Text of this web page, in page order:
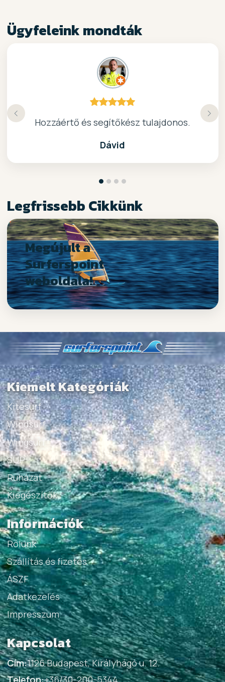
Ügyfeleink mondták
Hozzáértő és segítőkész tulajdonos.
Dávid
kiváló surf-ös bolt .. ajánlom!
Nagyon kedves elado, jo kis bolt :)
Köszönöm a gyors, barátságos kiszolgálast.
Legfrissebb Cikkünk
Megújult a
Surferspoint
weboldala!
Kiemelt Kategóriák
Kitesurf
Windsurf
Wingsurf
SUP
Ruházat
Kiegészítők
Információk
Rólunk
Szállítás és fizetés
ÁSZF
Adatkezelés
Impresszum
Kapcsolat
Cím:1126 Budapest, Királyhágó u. 12.
Telefon:+36/30-200-5344